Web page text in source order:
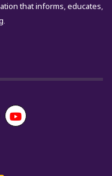
that informs, educates,